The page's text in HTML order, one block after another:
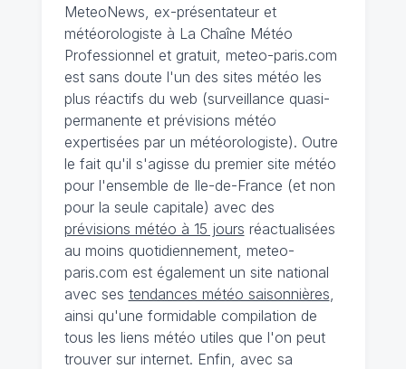
MeteoNews, ex-présentateur et
météorologiste à La Chaîne Météo
Professionnel et gratuit, meteo-paris.com
est sans doute l'un des sites météo les
plus réactifs du web (surveillance quasi-
permanente et prévisions météo
expertisées par un météorologiste). Outre
le fait qu'il s'agisse du premier site météo
pour l'ensemble de Ile-de-France (et non
pour la seule capitale) avec des
prévisions météo à 15 jours réactualisées
au moins quotidiennement, meteo-
paris.com est également un site national
avec ses tendances météo saisonnières
ainsi qu'une formidable compilation de
tous les liens météo utiles que l'on peut
trouver sur internet. Enfin, avec sa